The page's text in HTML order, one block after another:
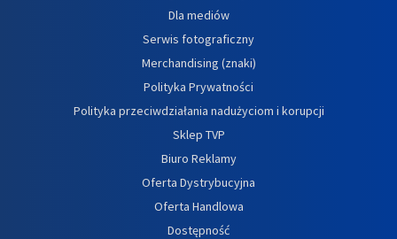
Dla mediów
Serwis fotograficzny
Merchandising (znaki)
Polityka Prywatności
Polityka przeciwdziałania nadużyciom i korupcji
Sklep TVP
Biuro Reklamy
Oferta Dystrybucyjna
Oferta Handlowa
Dostępność